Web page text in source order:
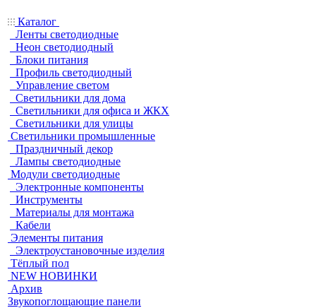
Каталог
Ленты светодиодные
Неон светодиодный
Блоки питания
Профиль светодиодный
Управление светом
Светильники для дома
Светильники для офиса и ЖКХ
Светильники для улицы
Светильники промышленные
Праздничный декор
Лампы светодиодные
Модули светодиодные
Электронные компоненты
Инструменты
Материалы для монтажа
Кабели
Элементы питания
Электроустановочные изделия
Тёплый пол
NEW НОВИНКИ
Архив
Звукопоглощающие панели